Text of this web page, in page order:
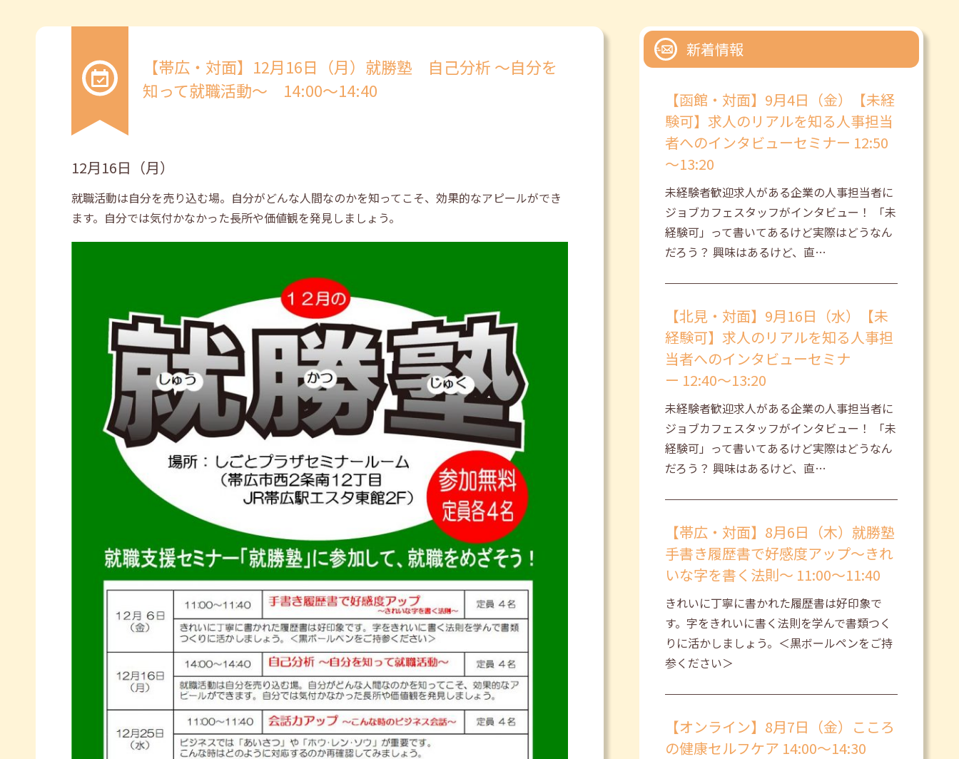
【帯広・対面】12月16日（月）就勝塾 自己分析 ～自分を
知って就職活動～ 14:00～14:40
12月16日（月）
就職活動は自分を売り込む場。自分がどんな人間なのかを知ってこそ、効果的なアピールができ
ます。自分では気付かなかった長所や価値観を発見しましょう。
新着情報
【函館・対面】9月4日（金）【未経
験可】求人のリアルを知る人事担当
者へのインタビューセミナー 12:50
～13:20
未経験者歓迎求人がある企業の人事担当者に
ジョブカフェスタッフがインタビュー！ 「未
経験可」って書いてあるけど実際はどうなん
だろう？ 興味はあるけど、直…
【北見・対面】9月16日（水）【未
経験可】求人のリアルを知る人事担
当者へのインタビューセミナ
ー 12:40～13:20
未経験者歓迎求人がある企業の人事担当者に
ジョブカフェスタッフがインタビュー！ 「未
経験可」って書いてあるけど実際はどうなん
だろう？ 興味はあるけど、直…
【帯広・対面】8月6日（木）就勝塾
手書き履歴書で好感度アップ～きれ
いな字を書く法則～ 11:00～11:40
きれいに丁寧に書かれた履歴書は好印象で
す。字をきれいに書く法則を学んで書類つく
りに活かしましょう。＜黒ボールペンをご持
参ください＞
【オンライン】8月7日（金）こころ
の健康セルフケア 14:00～14:30